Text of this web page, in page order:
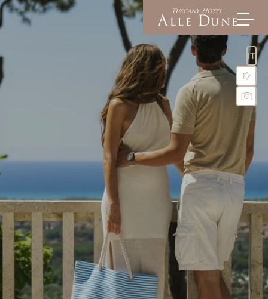
IT
Alle Dune
Offerte & Experiences
Social media wall
Richiesta
Prenotazione
La Dolce Vita